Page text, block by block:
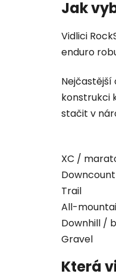
Jak
Vidlici
enduro
Nejčastější
konstrukci
stačit v
XC /
Trail
All-
Downhill /
Gravel
Která